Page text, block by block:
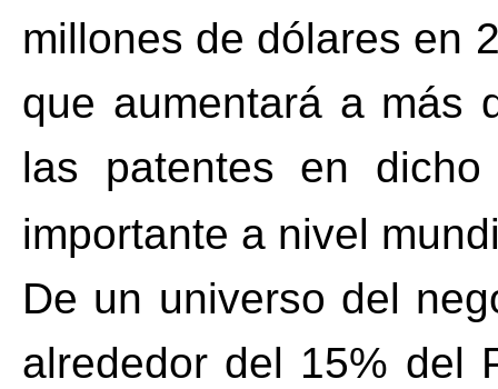
millones de dólares en
que aumentará a más
las patentes en
importante a nivel
De un universo del
alrededor del 15% del